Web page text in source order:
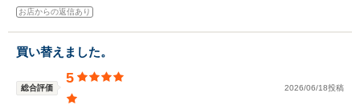
お店からの返信あり
買い替えました。
総合評価
5
2026/06/18投稿